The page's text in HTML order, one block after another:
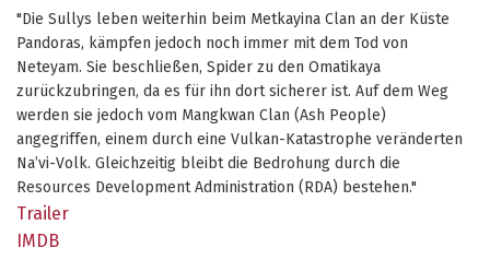
"Die Sullys leben weiterhin beim Metkayina Clan an der Küste
Pandoras, kämpfen jedoch noch immer mit dem Tod von
Neteyam. Sie beschließen, Spider zu den Omatikaya
zurückzubringen, da es für ihn dort sicherer ist. Auf dem Weg
werden sie jedoch vom Mangkwan Clan (Ash People)
angegriffen, einem durch eine Vulkan-Katastrophe veränderten
Na’vi-Volk. Gleichzeitig bleibt die Bedrohung durch die
Resources Development Administration (RDA) bestehen."
Trailer
IMDB